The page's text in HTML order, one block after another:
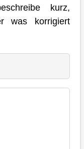
kurz,
was korrigiert